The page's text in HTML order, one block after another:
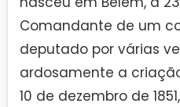
Comandante de um
deputado por várias
ardosamente a
10 de dezembro de